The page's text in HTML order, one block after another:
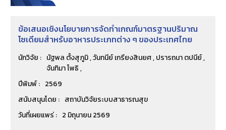
ข้อเสนอเชิงนโยบายการจัดทำเกณฑ์มาตรฐานปริมาณ
โซเดียมสำหรับอาหารประเภทต่าง ๆ ของประเทศไทย
นักวิจัย : นัฐพล ตั้งสุภูมิ , วันทนีย์ เกรียงสินยศ , ปรารถนา ตปนีย์ ,
จันทิมา โพธิ ,
ปีพิมพ์ : 2569
สนับสนุนโดย : สถาบันวิจัยระบบสาธารณสุข
วันที่เผยแพร่ : 2 มิถุนายน 2569